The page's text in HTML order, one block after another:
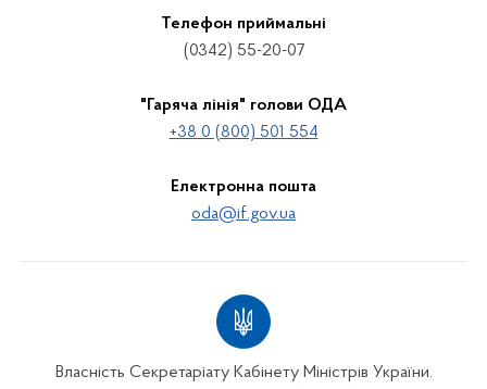
Телефон приймальні
(0342) 55-20-07
"Гаряча лінія" голови ОДА
+38 0 (800) 501 554
Електронна пошта
oda@if.gov.ua
Власність Секретаріату Кабінету Міністрів України.